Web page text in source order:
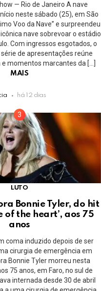
— Rio de Janeiro A nave
neste sábado (25), em São
Voo da Nave” e surpreendeu
nave sobrevoar o estádio
Com ingressos esgotados, o
de apresentações reúne
momentos marcantes da […]
MAIS
há 12 dias
LUTO
Bonnie Tyler, do hit
of the heart’, aos 75
anos
coma induzido depois de ser
cirurgia de emergência em
Bonnie Tyler morreu nesta
75 anos, em Faro, no sul de
internada desde 30 de abril